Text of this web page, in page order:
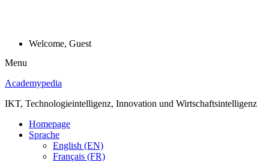
Welcome, Guest
Menu
Academypedia
IKT, Technologieintelligenz, Innovation und Wirtschaftsintelligenz
Homepage
Sprache
English (EN)
Français (FR)